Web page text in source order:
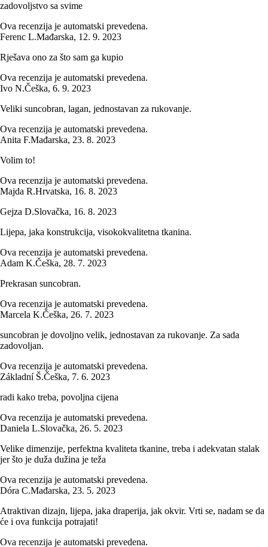
zadovoljstvo sa svime
Ova recenzija je automatski prevedena.
Ferenc L.Mađarska, 12. 9. 2023
Rješava ono za što sam ga kupio
Ova recenzija je automatski prevedena.
Ivo N.Češka, 6. 9. 2023
Veliki suncobran, lagan, jednostavan za rukovanje.
Ova recenzija je automatski prevedena.
Anita F.Mađarska, 23. 8. 2023
Volim to!
Ova recenzija je automatski prevedena.
Majda R.Hrvatska, 16. 8. 2023
Gejza D.Slovačka, 16. 8. 2023
Lijepa, jaka konstrukcija, visokokvalitetna tkanina.
Ova recenzija je automatski prevedena.
Adam K.Češka, 28. 7. 2023
Prekrasan suncobran.
Ova recenzija je automatski prevedena.
Marcela K.Češka, 26. 7. 2023
suncobran je dovoljno velik, jednostavan za rukovanje. Za sada
zadovoljan.
Ova recenzija je automatski prevedena.
Základní Š.Češka, 7. 6. 2023
radi kako treba, povoljna cijena
Ova recenzija je automatski prevedena.
Daniela L.Slovačka, 26. 5. 2023
Velike dimenzije, perfektna kvaliteta tkanine, treba i adekvatan stalak
jer što je duža dužina je teža
Ova recenzija je automatski prevedena.
Dóra C.Mađarska, 23. 5. 2023
Atraktivan dizajn, lijepa, jaka draperija, jak okvir. Vrti se, nadam se da
će i ova funkcija potrajati!
Ova recenzija je automatski prevedena.